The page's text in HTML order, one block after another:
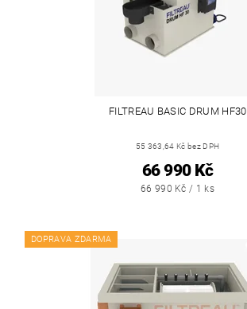
FILTREAU BASIC DRUM HF30
55 363,64 Kč bez DPH
66 990 Kč
66 990 Kč / 1 ks
DOPRAVA ZDARMA